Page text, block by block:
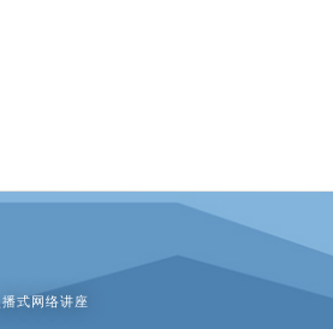
与价格
播式网络讲座